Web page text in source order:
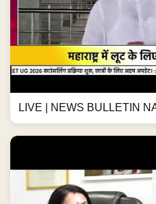
LIVE | NEWS BULLETIN